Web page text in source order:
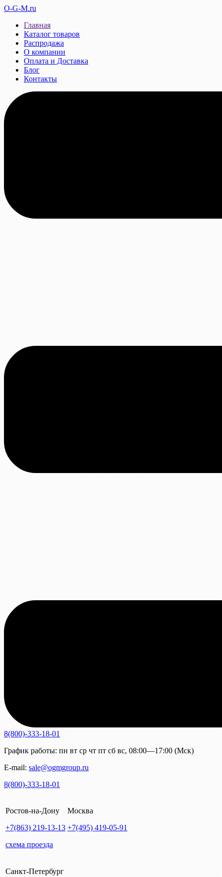
O-G-M.ru
Главная
Каталог товаров
Распродажа
О компании
Оплата и Доставка
Блог
Контакты
8(800)-333-18-01
График работы: пн вт ср чт пт сб вс, 08:00—17:00 (Мск)
E-mail: sale@ogmgroup.ru
8(800)-333-18-01
Ростов-на-Дону
+7(863) 219-13-13
схема проезда
Москва
+7(495) 419-05-91
Санкт-Петербург